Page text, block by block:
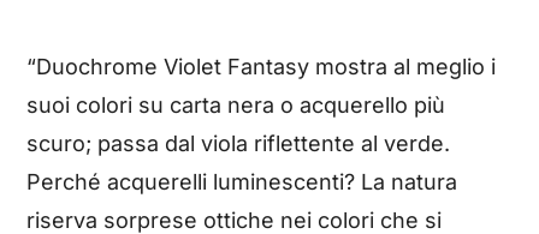
“Duochrome Violet Fantasy mostra al meglio i
suoi colori su carta nera o acquerello più
scuro; passa dal viola riflettente al verde.
Perché acquerelli luminescenti? La natura
riserva sorprese ottiche nei colori che si